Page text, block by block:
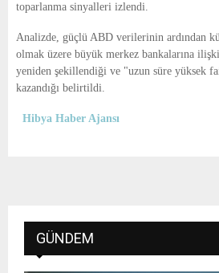
toparlanma sinyalleri izlendi.
Analizde, güçlü ABD verilerinin ardından
olmak üzere büyük merkez bankalarına
yeniden şekillendiği ve "uzun süre yüksek
kazandığı belirtildi.
Hibya Haber Ajansı
GÜNDEM